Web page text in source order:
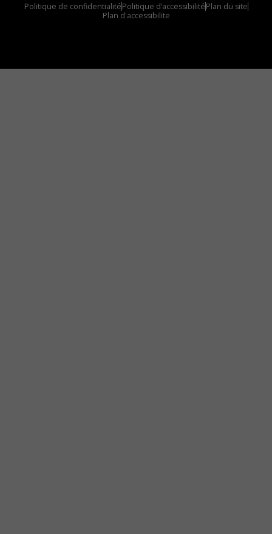
Politique de confidentialitéPolitique d’accessibilitéPlan du site
Plan d'accessibilite